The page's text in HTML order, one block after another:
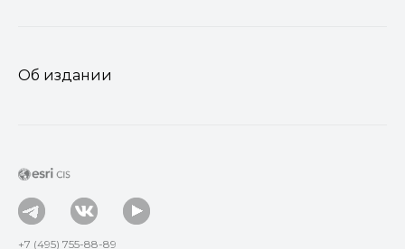
Об издании
+7 (495) 755-88-89